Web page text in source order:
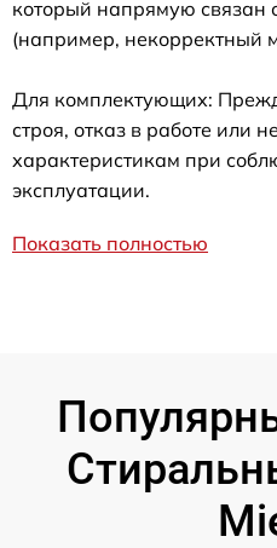
который напрямую связан
(например, некорректный
Для комплектующих:
строя, отказ в работе или
характеристикам при
эксплуатации.
Показать полностью